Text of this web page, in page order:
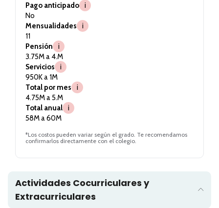
Pago anticipado
i
No
Mensualidades
i
11
Pensión
i
3.75M a 4.M
Servicios
i
950K a 1M
Total por mes
i
4.75M a 5.M
Total anual
i
58M a 60M
*Los costos pueden variar según el grado. Te recomendamos
confirmarlos directamente con el colegio.
Actividades Cocurriculares y
Extracurriculares